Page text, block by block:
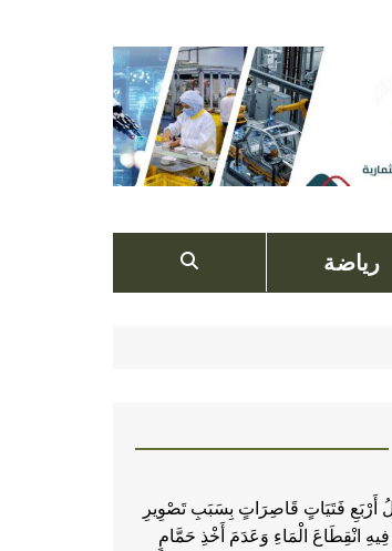
رياضة
أَرْبَعِ فَتَيَاتٍ قَاصِرَاتٍ بِسَبَبِ تَصْوِيرِ
انْقِطَاعَ الْمَاءِ وَعَدَمَ أَخْذِ حَمَّامٍ